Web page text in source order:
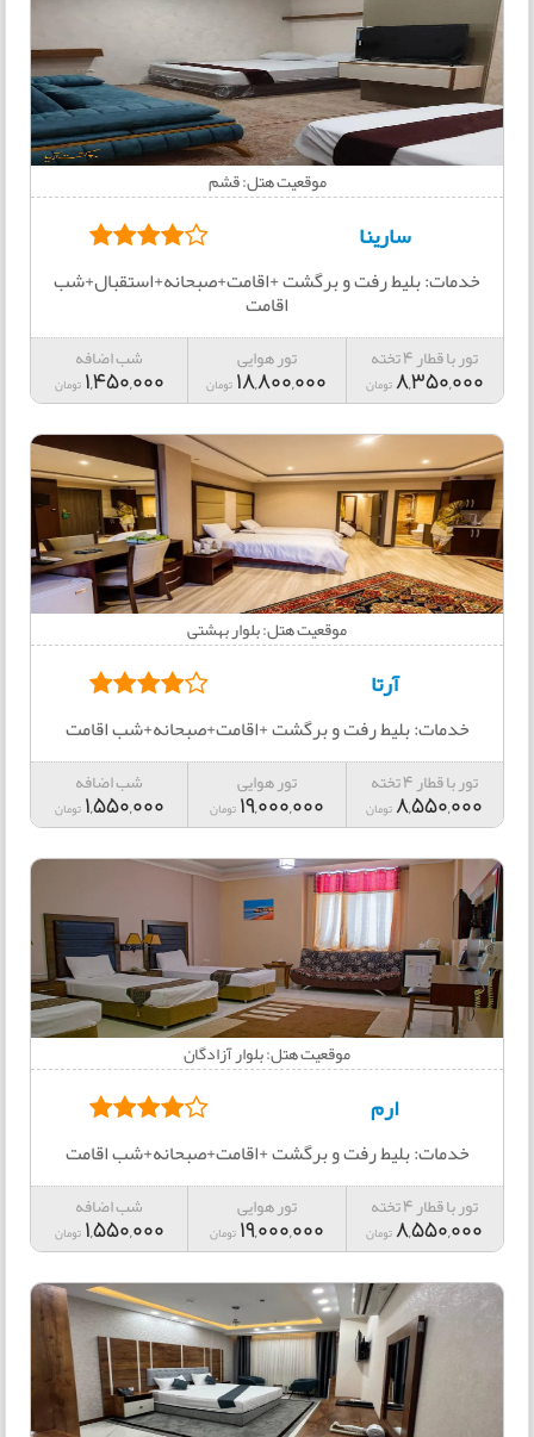
موقعیت هتل: قشم
سارینا
خدمات: بلیط رفت و برگشت +اقامت+صبحانه+استقبال+شب
اقامت
تور با قطار 4 تخته
8,350,000 تومان
تور هوایی
18,800,000 تومان
شب اضافه
1,450,000 تومان
موقعیت هتل: بلوار بهشتی
آرتا
خدمات: بلیط رفت و برگشت +اقامت+صبحانه+شب اقامت
تور با قطار 4 تخته
8,550,000 تومان
تور هوایی
19,000,000تومان
شب اضافه
1,550,000 تومان
موقعیت هتل: بلوار آزادگان
ارم
خدمات: بلیط رفت و برگشت +اقامت+صبحانه+شب اقامت
تور با قطار 4 تخته
8,550,000 تومان
تور هوایی
19,000,000تومان
شب اضافه
1,550,000 تومان